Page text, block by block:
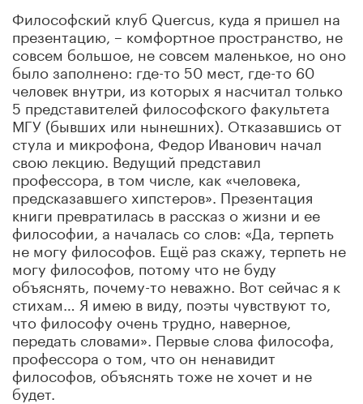
Философский клуб Quercus, куда я пришел на
презентацию, – комфортное пространство, не
совсем большое, не совсем маленькое, но оно
было заполнено: где-то 50 мест, где-то 60
человек внутри, из которых я насчитал только
5 представителей философского факультета
МГУ (бывших или нынешних). Отказавшись от
стула и микрофона, Федор Иванович начал
свою лекцию. Ведущий представил
профессора, в том числе, как «человека,
предсказавшего хипстеров». Презентация
книги превратилась в рассказ о жизни и ее
философии, а началась со слов: «Да, терпеть
не могу философов. Ещё раз скажу, терпеть не
могу философов, потому что не буду
объяснять, почему-то неважно. Вот сейчас я к
стихам… Я имею в виду, поэты чувствуют то,
что философу очень трудно, наверное,
передать словами». Первые слова философа,
профессора о том, что он ненавидит
философов, объяснять тоже не хочет и не
будет.